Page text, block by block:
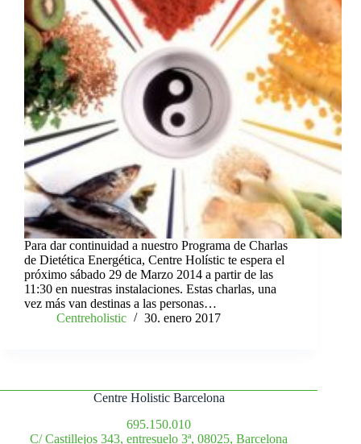
Para dar continuidad a nuestro Programa de Charlas
de Dietética Energética, Centre Holístic te espera el
próximo sábado 29 de Marzo 2014 a partir de las
11:30 en nuestras instalaciones. Estas charlas, una
vez más van destinas a las personas…
Centreholistic
30. enero 2017
Centre Holistic Barcelona
695.150.010
C/ Castillejos 343, entresuelo 3ª, 08025, Barcelona